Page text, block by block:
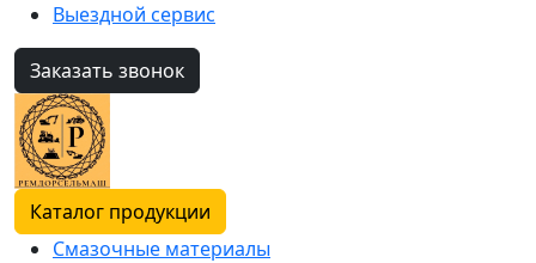
Выездной сервис
Заказать звонок
Каталог продукции
Смазочные материалы